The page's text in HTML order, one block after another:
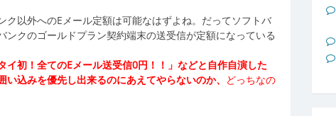
以外へのEメール定額は可能なはずよね。だってソフトバ
クのゴールドプラン契約端末の送受信が定額になっている
イ初！全てのEメール送受信0円！！」などと自作自演した
込みを優先し出来るのにあえてやらないのか、 どっちなの